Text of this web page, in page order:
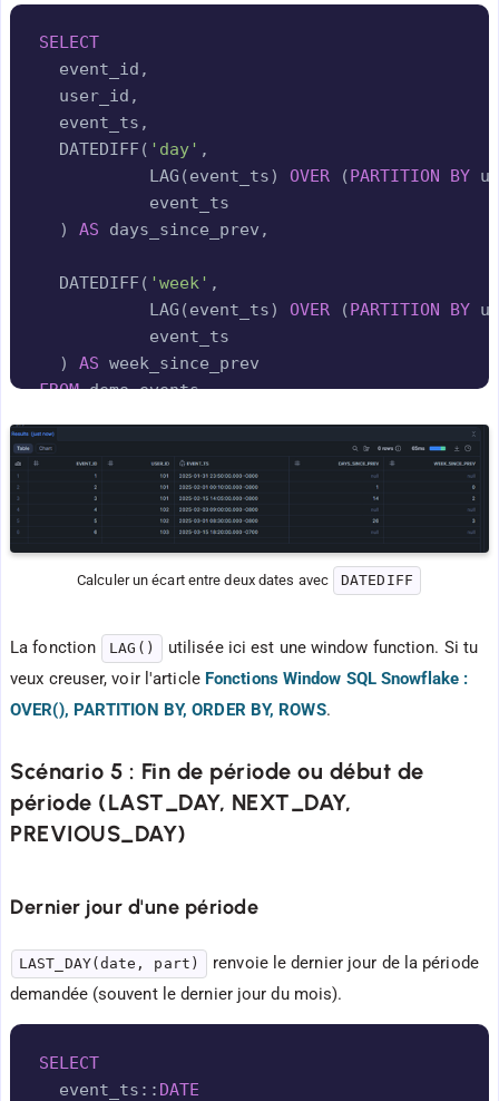
SELECT
  event_id
,
  user_id
,
  event_ts
,
  DATEDIFF
( 'day' ,
           LAG
(event_ts) OVER ( PARTITION BY
           event_ts
)
AS days_since_prev ,
  DATEDIFF
( 'week' ,
           LAG
(event_ts) OVER ( PARTITION BY
           event_ts
)
AS
FROM
demo_events
Calculer un écart entre deux dates avec DATEDIFF
La fonction LAG()
utilisée ici est une window function. Si tu
veux creuser, voir l'article Fonctions Window SQL Snowflake :
OVER(), PARTITION BY, ORDER BY, ROWS.
Scénario 5 : Fin de période ou début de
période (LAST_DAY, NEXT_DAY,
PREVIOUS_DAY)
Dernier jour d'une période
LAST_DAY(date, part)
renvoie le dernier jour de la période
demandée (souvent le dernier jour du mois).
SELECT
  event_ts::
DATE